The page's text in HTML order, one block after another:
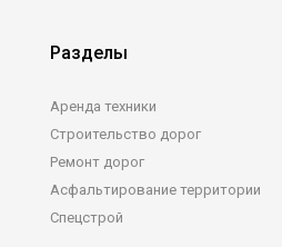
Разделы
Аренда техники
Строительство дорог
Ремонт дорог
Асфальтирование территории
Спецстрой